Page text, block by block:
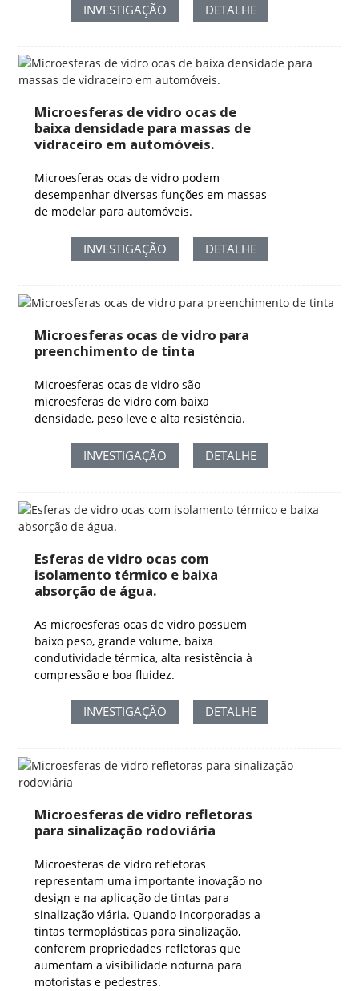
INVESTIGAÇÃO DETALHE
Microesferas de vidro ocas de
baixa densidade para massas de
vidraceiro em automóveis.
Microesferas ocas de vidro podem
desempenhar diversas funções em massas
de modelar para automóveis.
INVESTIGAÇÃO DETALHE
Microesferas ocas de vidro para
preenchimento de tinta
Microesferas ocas de vidro são
microesferas de vidro com baixa
densidade, peso leve e alta resistência.
INVESTIGAÇÃO DETALHE
Esferas de vidro ocas com
isolamento térmico e baixa
absorção de água.
As microesferas ocas de vidro possuem
baixo peso, grande volume, baixa
condutividade térmica, alta resistência à
compressão e boa fluidez.
INVESTIGAÇÃO DETALHE
Microesferas de vidro refletoras
para sinalização rodoviária
Microesferas de vidro refletoras
representam uma importante inovação no
design e na aplicação de tintas para
sinalização viária. Quando incorporadas a
tintas termoplásticas para sinalização,
conferem propriedades refletoras que
aumentam a visibilidade noturna para
motoristas e pedestres.